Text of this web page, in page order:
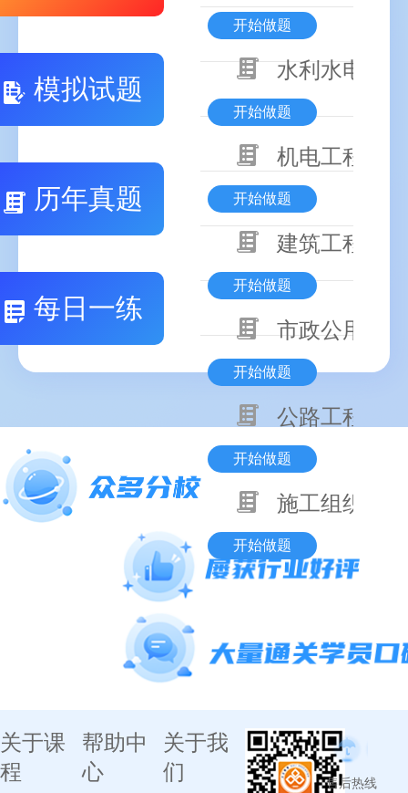
模拟试题
历年真题
每日一练
开始做题
水利水电工
开始做题
机电工程技术
开始做题
建筑工程技术
开始做题
市政公用工
开始做题
公路工程技术
开始做题
施工组织与
开始做题
关于课
程
帮助中
心
关于我
们
售后热线